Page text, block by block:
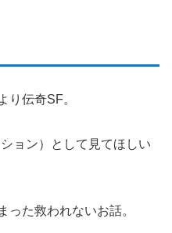
り伝奇SF。
ョン）として見てほしい
った救われないお話。